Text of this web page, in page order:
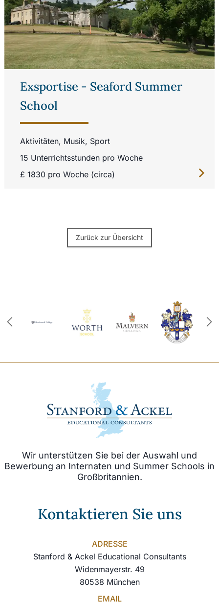
Exsportise - Seaford Summer
School
Aktivitäten, Musik, Sport
15 Unterrichtsstunden pro Woche
£ 1830 pro Woche (circa)
Zurück zur Übersicht
Wir unterstützen Sie bei der Auswahl und
Bewerbung an Internaten und Summer Schools in
Großbritannien.
Kontaktieren Sie uns
ADRESSE
Stanford & Ackel Educational Consultants
Widenmayerstr. 49
80538 München
EMAIL